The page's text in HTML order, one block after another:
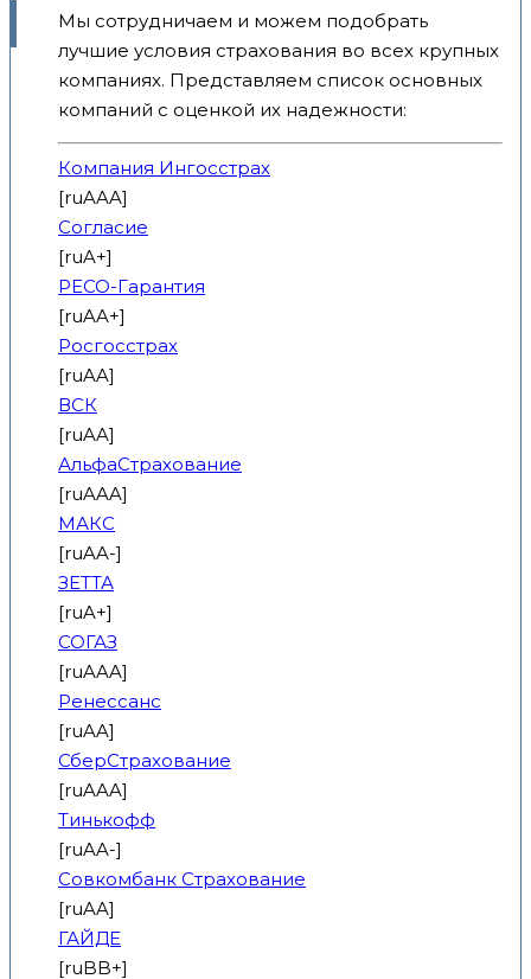
Мы сотрудничаем и можем подобрать
лучшие условия страхования во всех крупных
компаниях. Представляем список основных
компаний с оценкой их надежности:
Компания Ингосстрах
[ruAAA]
Согласие
[ruA+]
РЕСО-Гарантия
[ruAA+]
Росгосстрах
[ruAA]
ВСК
[ruAA]
АльфаСтрахование
[ruAAA]
МАКС
[ruAA-]
ЗЕТТА
[ruA+]
СОГАЗ
[ruAAA]
Ренессанс
[ruAA]
СберСтрахование
[ruAAA]
Тинькофф
[ruAA-]
Совкомбанк Страхование
[ruAA]
ГАЙДЕ
[ruBB+]